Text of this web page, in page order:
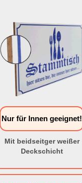
Nur für Innen geeignet!
Mit beidseitger weißer
Deckschicht